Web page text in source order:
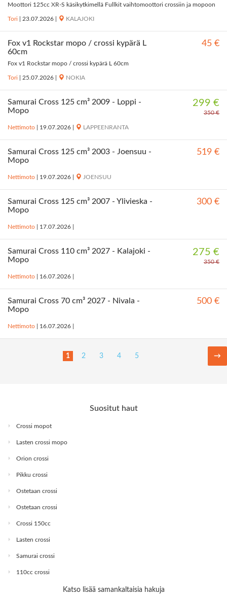
Moottori 125cc XR-S käsikytkimellä Fullkit vaihtomoottori crossiin ja mopoon
Tori 23.07.2026 KALAJOKI
Fox v1 Rockstar mopo / crossi kypärä L
60cm
45 €
Fox v1 Rockstar mopo / crossi kypärä L 60cm
Tori 25.07.2026 NOKIA
Samurai Cross 125 cm³ 2009 - Loppi -
Mopo
299 €
350 €
Nettimoto 19.07.2026 LAPPEENRANTA
Samurai Cross 125 cm³ 2003 - Joensuu -
Mopo
519 €
Nettimoto 19.07.2026 JOENSUU
Samurai Cross 125 cm³ 2007 - Ylivieska -
Mopo
300 €
Nettimoto 17.07.2026
Samurai Cross 110 cm³ 2027 - Kalajoki -
Mopo
275 €
350 €
Nettimoto 16.07.2026
Samurai Cross 70 cm³ 2027 - Nivala -
Mopo
500 €
Nettimoto 16.07.2026
1 2 3 4 5 →
Suositut haut
Crossi mopot
Lasten crossi mopo
Orion crossi
Pikku crossi
Ostetaan crossi
Ostetaan crossi
Crossi 150cc
Lasten crossi
Samurai crossi
110cc crossi
Katso lisää samankaltaisia hakuja